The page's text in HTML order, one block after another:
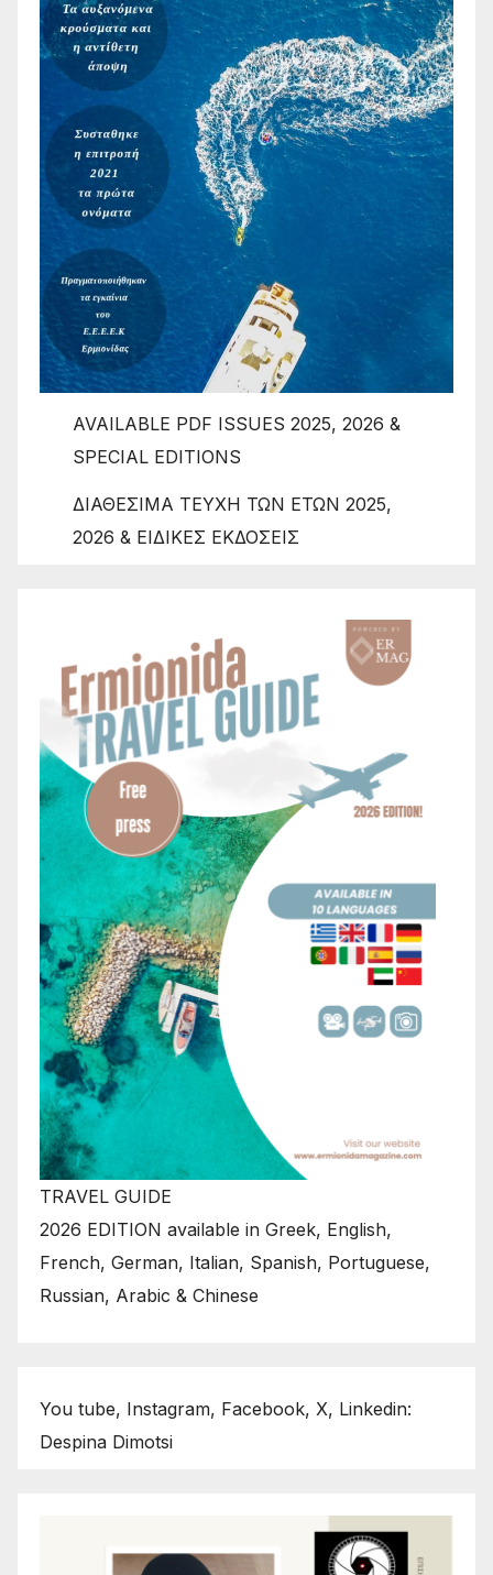
AVAILABLE PDF ISSUES 2025, 2026 &
SPECIAL EDITIONS
ΔΙΑΘΕΣΙΜΑ ΤΕΥΧΗ ΤΩΝ ΕΤΩΝ 2025,
2026 & ΕΙΔΙΚΕΣ ΕΚΔΟΣΕΙΣ
TRAVEL GUIDE
2026 EDITION available in Greek, English,
French, German, Italian, Spanish, Portuguese,
Russian, Arabic & Chinese
You tube, Instagram, Facebook, X, Linkedin:
Despina Dimotsi